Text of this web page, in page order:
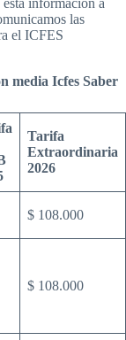
información a
las
el ICFES
media Icfes Saber
Tarifa
Extraordinaria
2026
$ 108.000
$ 108.000